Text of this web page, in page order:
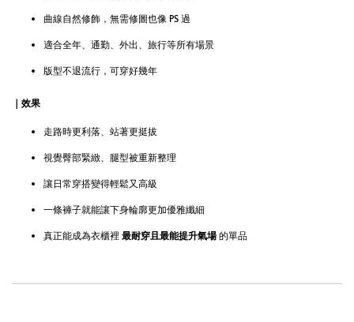
曲線自然修飾，無需修圖也像 PS 過
適合全年、通勤、外出、旅行等所有場景
版型不退流行，可穿好幾年
｜效果
走路時更利落、站著更挺拔
視覺臀部緊緻、腿型被重新整理
讓日常穿搭變得輕鬆又高級
一條褲子就能讓下身輪廓更加優雅纖細
真正能成為衣櫃裡 最耐穿且最能提升氣場的單品